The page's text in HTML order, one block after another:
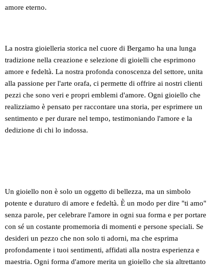
amore eterno.
La nostra gioielleria storica nel cuore di Bergamo ha una lunga
tradizione nella creazione e selezione di gioielli che esprimono
amore e fedeltà. La nostra profonda conoscenza del settore, unita
alla passione per l'arte orafa, ci permette di offrire ai nostri clienti
pezzi che sono veri e propri emblemi d'amore. Ogni gioiello che
realizziamo è pensato per raccontare una storia, per esprimere un
sentimento e per durare nel tempo, testimoniando l'amore e la
dedizione di chi lo indossa.
Un gioiello non è solo un oggetto di bellezza, ma un simbolo
potente e duraturo di amore e fedeltà. È un modo per dire "ti amo"
senza parole, per celebrare l'amore in ogni sua forma e per portare
con sé un costante promemoria di momenti e persone speciali. Se
desideri un pezzo che non solo ti adorni, ma che esprima
profondamente i tuoi sentimenti, affidati alla nostra esperienza e
maestria. Ogni forma d'amore merita un gioiello che sia altrettanto